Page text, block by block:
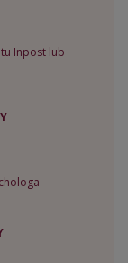
Inpost lub